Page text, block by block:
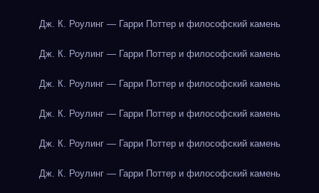
Дж. К. Роулинг — Гарри Поттер и философский камень
Дж. К. Роулинг — Гарри Поттер и философский камень
Дж. К. Роулинг — Гарри Поттер и философский камень
Дж. К. Роулинг — Гарри Поттер и философский камень
Дж. К. Роулинг — Гарри Поттер и философский камень
Дж. К. Роулинг — Гарри Поттер и философский камень